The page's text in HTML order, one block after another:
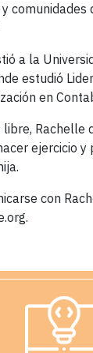
comunidades
a la
estudió
en
libre,
ejercicio y
con